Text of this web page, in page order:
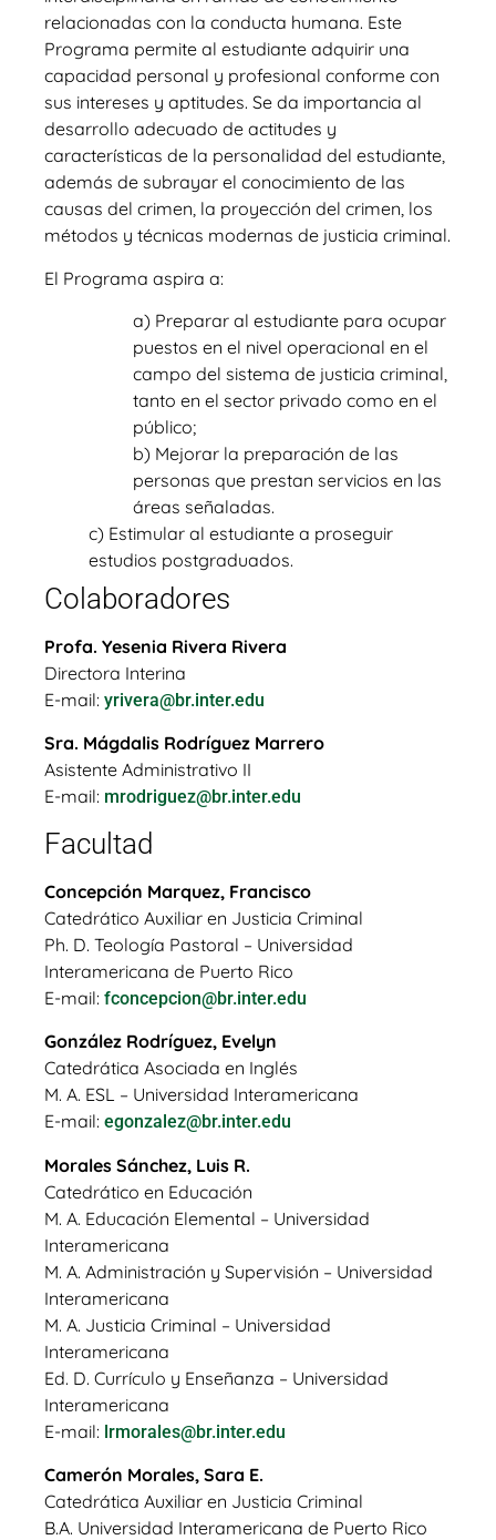
relacionadas con la conducta humana. Este
Programa permite al estudiante adquirir una
capacidad personal y profesional conforme con
sus intereses y aptitudes. Se da importancia al
desarrollo adecuado de actitudes y
características de la personalidad del estudiante,
además de subrayar el conocimiento de las
causas del crimen, la proyección del crimen, los
métodos y técnicas modernas de justicia criminal.
El Programa aspira a:
a) Preparar al estudiante para ocupar
puestos en el nivel operacional en el
campo del sistema de justicia criminal,
tanto en el sector privado como en el
público;
b) Mejorar la preparación de las
personas que prestan servicios en las
áreas señaladas.
c) Estimular al estudiante a proseguir
estudios postgraduados.
Colaboradores
Profa. Yesenia Rivera Rivera
Directora Interina
E-mail: yrivera@br.inter.edu
Sra. Mágdalis Rodríguez Marrero
Asistente Administrativo II
E-mail: mrodriguez@br.inter.edu
Facultad
Concepción Marquez, Francisco
Catedrático Auxiliar en Justicia Criminal
Ph. D. Teología Pastoral – Universidad
Interamericana de Puerto Rico
E-mail: fconcepcion@br.inter.edu
González Rodríguez, Evelyn
Catedrática Asociada en Inglés
M. A. ESL – Universidad Interamericana
E-mail: egonzalez@br.inter.edu
Morales Sánchez, Luis R.
Catedrático en Educación
M. A. Educación Elemental – Universidad
Interamericana
M. A. Administración y Supervisión – Universidad
Interamericana
M. A. Justicia Criminal – Universidad
Interamericana
Ed. D. Currículo y Enseñanza – Universidad
Interamericana
E-mail: lrmorales@br.inter.edu
Camerón Morales, Sara E.
Catedrática Auxiliar en Justicia Criminal
B.A. Universidad Interamericana de Puerto Rico